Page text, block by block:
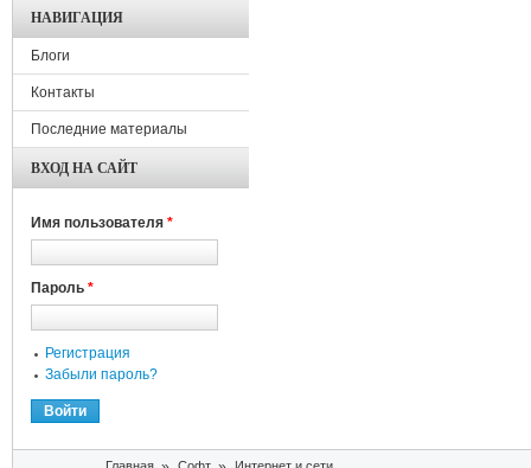
НАВИГАЦИЯ
Блоги
Контакты
Последние материалы
ВХОД НА САЙТ
Имя пользователя *
Пароль *
Регистрация
Забыли пароль?